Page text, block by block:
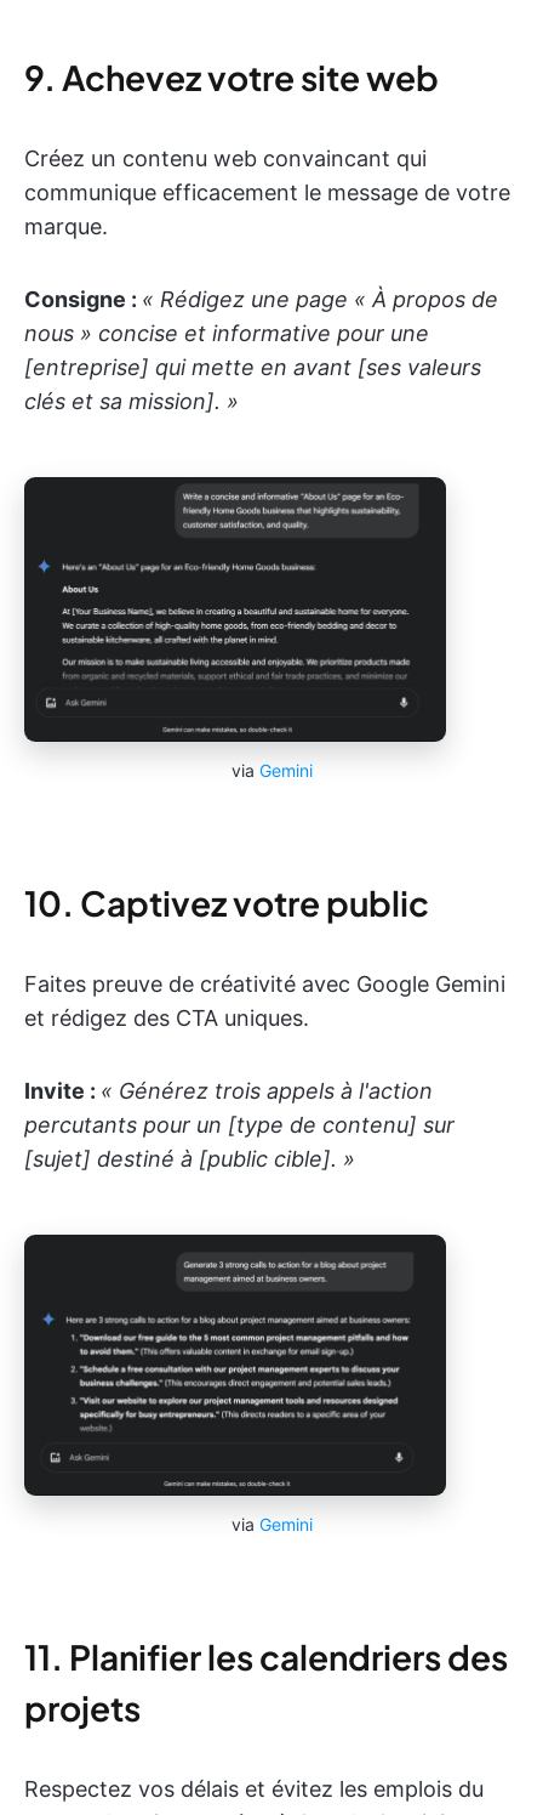
9. Achevez votre site web
Créez un contenu web convaincant qui
communique efficacement le message de votre
marque.
Consigne : « Rédigez une page « À propos de
nous » concise et informative pour une
[entreprise] qui mette en avant [ses valeurs
clés et sa mission]. »
via Gemini
10. Captivez votre public
Faites preuve de créativité avec Google Gemini
et rédigez des CTA uniques.
Invite : « Générez trois appels à l'action
percutants pour un [type de contenu] sur
[sujet] destiné à [public cible]. »
via Gemini
11. Planifier les calendriers des
projets
Respectez vos délais et évitez les emplois du